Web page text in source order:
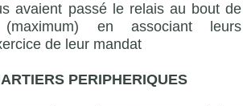
avaient passé le relais au bout de
en associant leurs
de leur mandat
PERIPHERIQUES